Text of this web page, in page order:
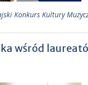
Konkurs Kultury
wśród